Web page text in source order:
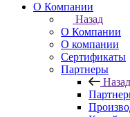
О Компании
Назад
О Компании
О компании
Сертификаты
Партнеры
Назад